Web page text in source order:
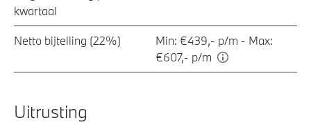
kwartaal
Netto bijtelling (22%)
Min: €439,- p/m - Max:
€607,- p/m
Uitrusting